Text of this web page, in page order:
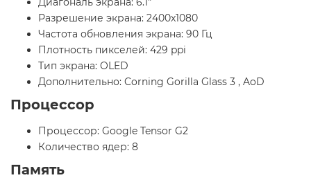
Разрешение экрана: 2400x1080
Частота обновления экрана: 90 Гц
Плотность пикселей: 429 ppi
Тип экрана: OLED
Дополнительно: Corning Gorilla Glass 3 , AoD
Процессор
Процессор: Google Tensor G2
Количество ядер: 8
Память